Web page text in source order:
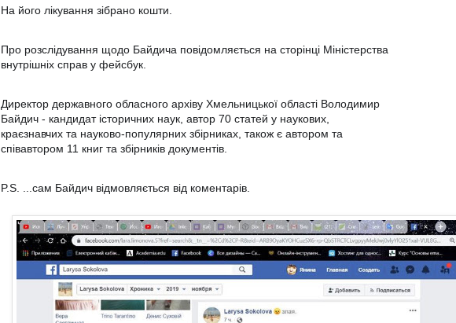
На його лікування зібрано кошти.
Про розслідування щодо Байдича повідомляється на сторінці Міністерства
внутрішніх справ у фейсбук.
Директор державного обласного архіву Хмельницької області Володимир
Байдич - кандидат історичних наук, автор 70 статей у наукових,
краєзнавчих та науково-популярних збірниках, також є автором та
співавтором 11 книг та збірників документів.
P.S. ...сам Байдич відмовляється від коментарів.